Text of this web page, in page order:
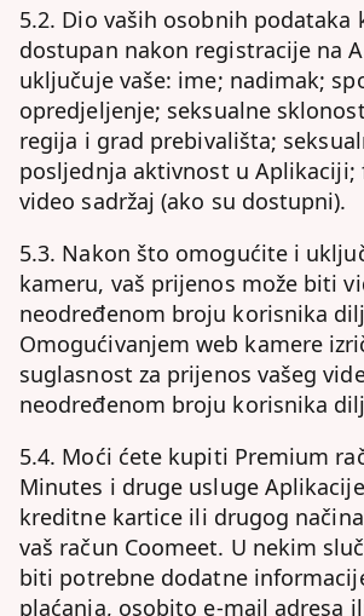
5.2. Dio vaših osobnih podataka
dostupan nakon registracije na
uključuje vaše: ime; nadimak;
opredjeljenje; seksualne
regija i grad prebivališta;
posljednja aktivnost u
video sadržaj (ako su dostupni).
5.3. Nakon što omogućite i
kameru, vaš prijenos može biti
neodređenom broju korisnika
Omogućivanjem web kamere
suglasnost za prijenos vašeg
neodređenom broju korisnika
5.4. Moći ćete kupiti Premium
Minutes i druge usluge
kreditne kartice ili drugog
vaš račun Coomeet. U nekim
biti potrebne dodatne
plaćanja, osobito e-mail adresa